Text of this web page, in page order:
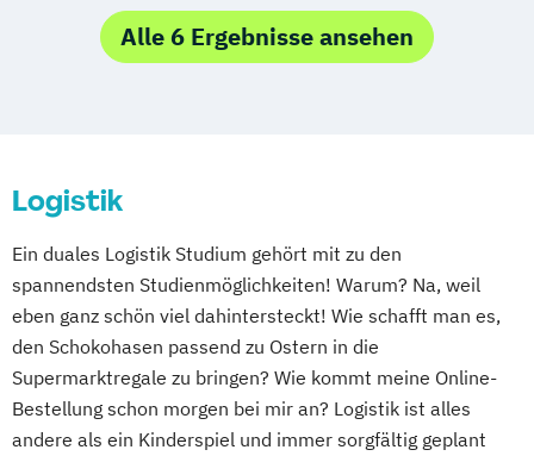
Studienzentrum Nürnberg
Studienzentrum Kassel
Studienzentrum Graz
Studienzentrum Linz
Studienzentrum Wien
Studienzentrum Feldkirch
Studienzentrum Hamburg Logistik-Bachelor
Studienzentrum Judenburg
Sozialversicherungsfachangestellte
Logistik-Bachelor Bayern (LBB)
Alle 6 Ergebnisse ansehen
Logistik
Ein duales Logistik Studium gehört mit zu den
spannendsten Studienmöglichkeiten! Warum? Na, weil
eben ganz schön viel dahintersteckt! Wie schafft man es,
den Schokohasen passend zu Ostern in die
Supermarktregale zu bringen? Wie kommt meine Online-
Bestellung schon morgen bei mir an? Logistik ist alles
andere als ein Kinderspiel und immer sorgfältig geplant